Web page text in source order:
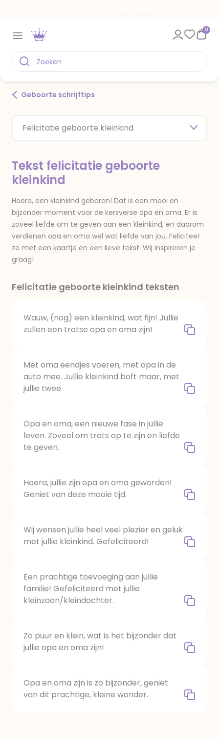
0
Geboorte schrijftips
Tekst felicitatie geboorte
kleinkind
Felicitatie geboorte kleinkind
Hoera, een kleinkind geboren! Dat is een mooi en
bijzonder moment voor de kersverse opa en oma. Er is
zoveel liefde om te geven aan een kleinkind, en daarom
verdienen opa en oma wel wat liefde van jou. Feliciteer
ze met een kaartje en een lieve tekst. Wij inspireren je
graag!
Felicitatie geboorte kleinkind teksten
Wauw, (nog) een kleinkind, wat fijn! Jullie
zullen een trotse opa en oma zijn!
Met oma eendjes voeren, met opa in de
auto mee. Jullie kleinkind boft maar, met
jullie twee.
Opa en oma, een nieuwe fase in jullie
leven. Zoveel om trots op te zijn en liefde
te geven.
Hoera, jullie zijn opa en oma geworden!
Geniet van deze mooie tijd.
Wij wensen jullie heel veel plezier en geluk
met jullie kleinkind. Gefeliciteerd!
Een prachtige toevoeging aan jullie
familie! Gefeliciteerd met jullie
kleinzoon/kleindochter.
Zo puur en klein, wat is het bijzonder dat
jullie opa en oma zijn!
Opa en oma zijn is zo bijzonder, geniet
van dit prachtige, kleine wonder.